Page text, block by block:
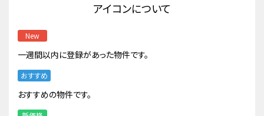
アイコンについて
New
一週間以内に登録があった物件です。
おすすめ
おすすめの物件です。